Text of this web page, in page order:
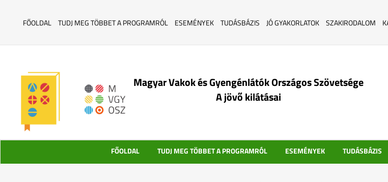
to
FŐOLDAL TUDJ MEG TÖBBET A PROGRAMRÓL ESEMÉNYEK TUDÁSBÁZIS JÓ GYAKORLATOK SZAKIRODALOM
Magyar Vakok és Gyengénlátók Országos Szövetsége
A jövő kilátásai
FŐOLDAL TUDJ MEG TÖBBET A PROGRAMRÓL ESEMÉNYEK TUDÁSBÁZIS